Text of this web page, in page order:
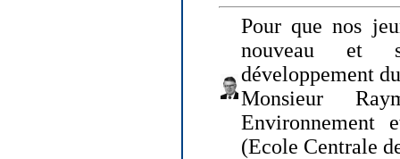
Pour que nos
nouveau et
développement
Monsieur
Environnement
(Ecole Centrale